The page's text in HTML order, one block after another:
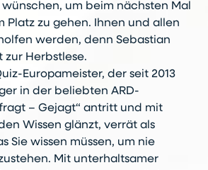
um beim nächsten Mal
Platz zu gehen. Ihnen und allen
werden, denn Sebastian
zur Herbstlese.
Europameister, der seit 2013
in der beliebten ARD-
– Gejagt“ antritt und mit
Wissen glänzt, verrät als
Sie wissen müssen, um nie
Mit unterhaltsamer